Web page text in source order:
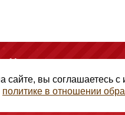
M»
строение 2, помещение 306,
правами ГК РФ
сайте, вы соглашаетесь
политике в отношении